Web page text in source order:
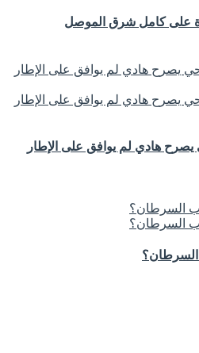
على كامل شرق الموصل
يصرح هادي لم يوافق على الإطار
السرطان؟